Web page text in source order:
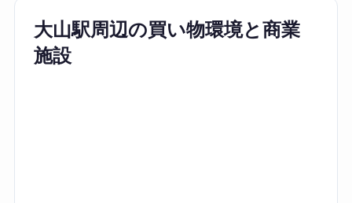
大山駅周辺の買い物環境と商業
施設